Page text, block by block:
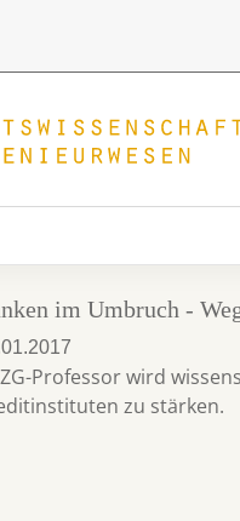
im Umbruch -
Professor wird
zu stärken.